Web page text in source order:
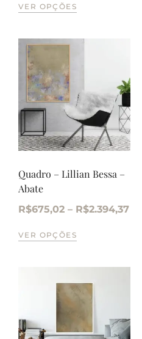
VER OPÇÕES
Quadro – Lillian Bessa –
Abate
R$675,02 – R$2.394,37
VER OPÇÕES